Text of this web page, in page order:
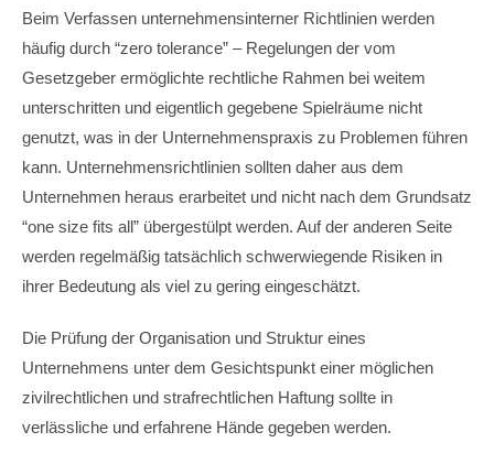
Beim Verfassen unternehmensinterner Richtlinien werden
häufig durch “zero tolerance” – Regelungen der vom
Gesetzgeber ermöglichte rechtliche Rahmen bei weitem
unterschritten und eigentlich gegebene Spielräume nicht
genutzt, was in der Unternehmenspraxis zu Problemen führen
kann. Unternehmensrichtlinien sollten daher aus dem
Unternehmen heraus erarbeitet und nicht nach dem Grundsatz
“one size fits all” übergestülpt werden. Auf der anderen Seite
werden regelmäßig tatsächlich schwerwiegende Risiken in
ihrer Bedeutung als viel zu gering eingeschätzt.
Die Prüfung der Organisation und Struktur eines
Unternehmens unter dem Gesichtspunkt einer möglichen
zivilrechtlichen und strafrechtlichen Haftung sollte in
verlässliche und erfahrene Hände gegeben werden.